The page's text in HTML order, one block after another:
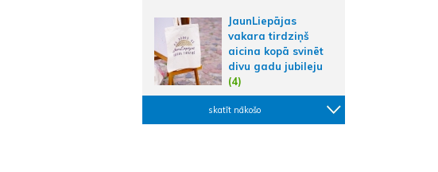
JaunLiepājas
vakara tirdziņš
aicina kopā svinēt
divu gadu jubileju
(4)
skatīt nākošo